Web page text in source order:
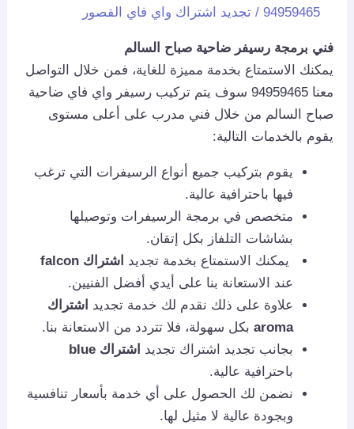
94959465 / تجديد اشتراك واي فاي القصور
فني برمجة رسيفر ضاحية صباح السالم
يمكنك الاستمتاع بخدمة مميزة للغاية، فمن خلال التواصل
معنا 94959465 سوف يتم تركيب رسيفر واي فاي ضاحية
صباح السالم من خلال فني مدرب على أعلى مستوى
يقوم بالخدمات التالية:
يقوم بتركيب جميع أنواع الرسيفرات التي ترغب
فيها باحترافية عالية.
متخصص في برمجة الرسيفرات وتوصيلها
بشاشات التلفاز بكل إتقان.
يمكنك الاستمتاع بخدمة تجديد اشتراك falcon
عند الاستعانة بنا على أيدي أفضل الفنيين.
علاوة على ذلك نقدم لك خدمة تجديد اشتراك
aroma بكل سهولة، فلا تتردد من الاستعانة بنا.
بجانب تجديد اشتراك تجديد اشتراك blue
باحترافية عالية.
نضمن لك الحصول على أي خدمة بأسعار تنافسية
وبجودة عالية لا مثيل لها.